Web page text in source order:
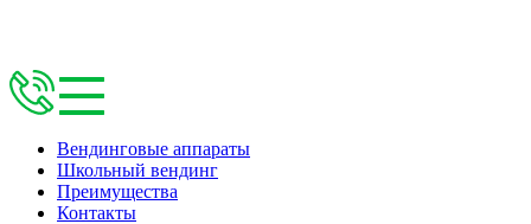
Вендинговые аппараты
Школьный вендинг
Преимущества
Контакты